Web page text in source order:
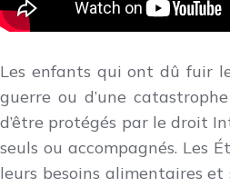
Les enfants qui ont dû fuir
guerre ou d’une
d’être protégés par le droit
seuls ou accompagnés. Les
leurs besoins alimentaires